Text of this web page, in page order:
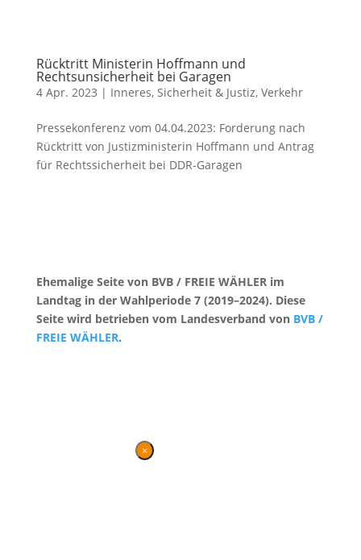
Rücktritt Ministerin Hoffmann und
Rechtsunsicherheit bei Garagen
4 Apr. 2023 | Inneres, Sicherheit & Justiz, Verkehr
Pressekonferenz vom 04.04.2023: Forderung nach
Rücktritt von Justizministerin Hoffmann und Antrag
für Rechtssicherheit bei DDR-Garagen
Ehemalige Seite von BVB / FREIE WÄHLER im
Landtag in der Wahlperiode 7 (2019–2024). Diese
Seite wird betrieben vom Landesverband von BVB /
FREIE WÄHLER.
×